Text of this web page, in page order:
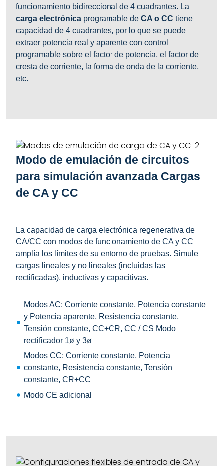
funcionamiento bidireccional de 4 cuadrantes. La
carga electrónica programable de CA o CC tiene
capacidad de 4 cuadrantes, por lo que se puede
extraer potencia real y aparente con control
programable sobre el factor de potencia, el factor de
cresta de corriente, la forma de onda de la corriente,
etc.
Modo de emulación de circuitos
para simulación avanzada Cargas
de CA y CC
La capacidad de carga electrónica regenerativa de
CA/CC con modos de funcionamiento de CA y CC
amplía los límites de su entorno de pruebas. Simule
cargas lineales y no lineales (incluidas las
rectificadas), inductivas y capacitivas.
Modos AC: Corriente constante, Potencia constante
y Potencia aparente, Resistencia constante,
Tensión constante, CC+CR, CC / CS Modo
rectificador 1ø y 3ø
Modos CC: Corriente constante, Potencia
constante, Resistencia constante, Tensión
constante, CR+CC
Modo CE adicional